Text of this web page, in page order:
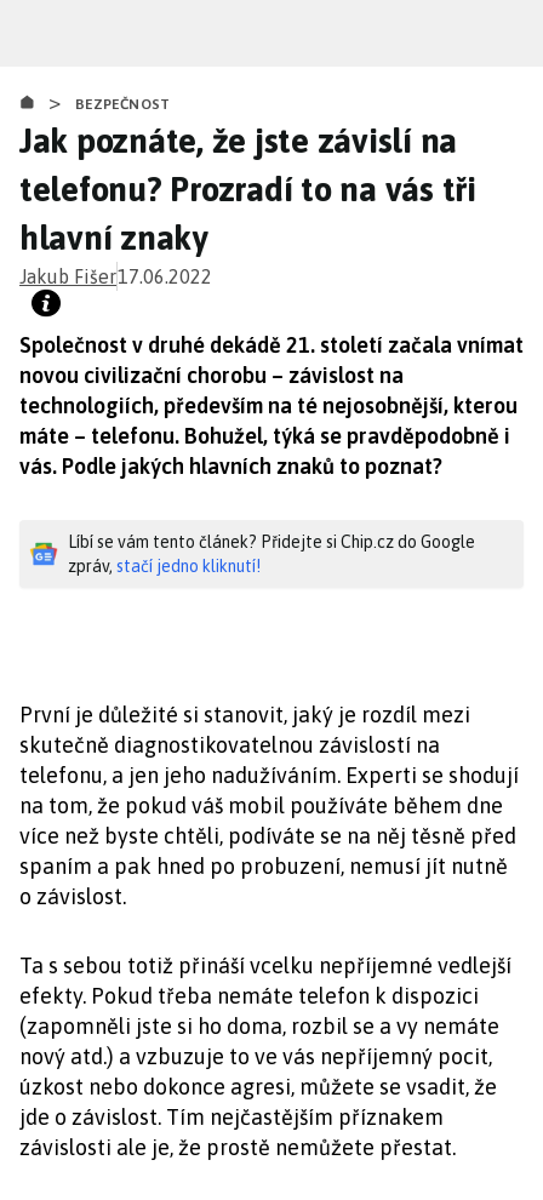
obsahu
> BEZPEČNOST
Jak poznáte, že jste závislí na
telefonu? Prozradí to na vás tři
hlavní znaky
Jakub Fišer17.06.2022
Společnost v druhé dekádě 21. století začala vnímat
novou civilizační chorobu – závislost na
technologiích, především na té nejosobnější, kterou
máte – telefonu. Bohužel, týká se pravděpodobně i
vás. Podle jakých hlavních znaků to poznat?
Líbí se vám tento článek? Přidejte si Chip.cz do Google
zpráv, stačí jedno kliknutí!
První je důležité si stanovit, jaký je rozdíl mezi
skutečně diagnostikovatelnou závislostí na
telefonu, a jen jeho nadužíváním. Experti se shodují
na tom, že pokud váš mobil používáte během dne
více než byste chtěli, podíváte se na něj těsně před
spaním a pak hned po probuzení, nemusí jít nutně
o závislost.
Ta s sebou totiž přináší vcelku nepříjemné vedlejší
efekty. Pokud třeba nemáte telefon k dispozici
(zapomněli jste si ho doma, rozbil se a vy nemáte
nový atd.) a vzbuzuje to ve vás nepříjemný pocit,
úzkost nebo dokonce agresi, můžete se vsadit, že
jde o závislost. Tím nejčastějším příznakem
závislosti ale je, že prostě nemůžete přestat.